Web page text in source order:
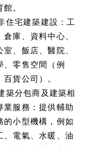
。
住宅建築建設：工
倉庫、資料中心、
室、飯店、醫院、
、零售空間（例
百貨公司）。
築分包商及建築相
業服務：提供輔助
的小型機構，例如
、電氣、水暖、油